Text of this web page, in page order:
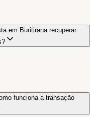
em Buritirana recuperar
funciona a transação